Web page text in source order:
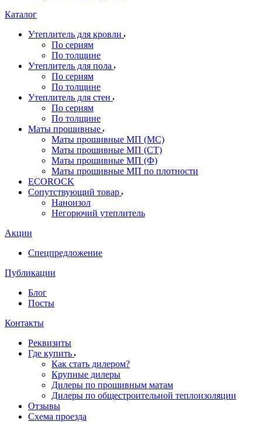
Каталог
Утеплитель для кровли
По сериям
По толщине
Утеплитель для пола
По сериям
По толщине
Утеплитель для стен
По сериям
По толщине
Маты прошивные
Маты прошивные МП (МС)
Маты прошивные МП (СТ)
Маты прошивные МП (Ф)
Маты прошивные МП по плотности
ECOROCK
Сопутствующий товар
Наноизол
Негорючий утеплитель
Акции
Спецпредложение
Публикации
Блог
Посты
Контакты
Реквизиты
Где купить
Как стать дилером?
Крупные дилеры
Дилеры по прошивным матам
Дилеры по общестроительной теплоизоляции
Отзывы
Схема проезда